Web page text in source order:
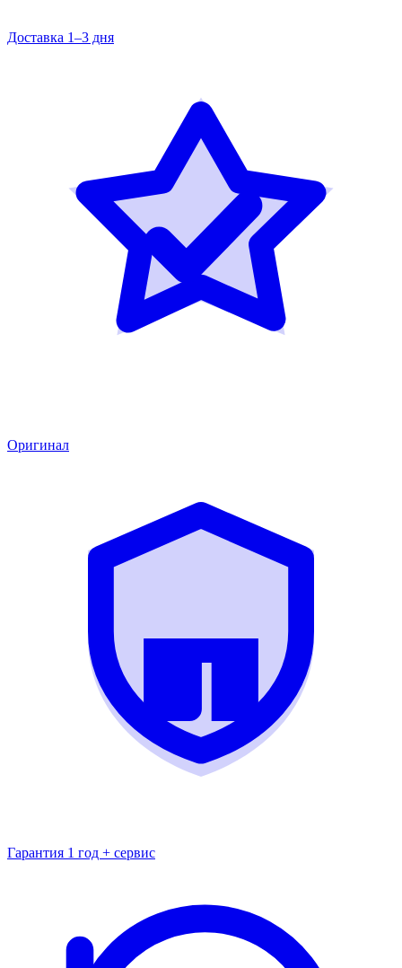
Доставка 1–3 дня
Оригинал
Гарантия 1 год + сервис